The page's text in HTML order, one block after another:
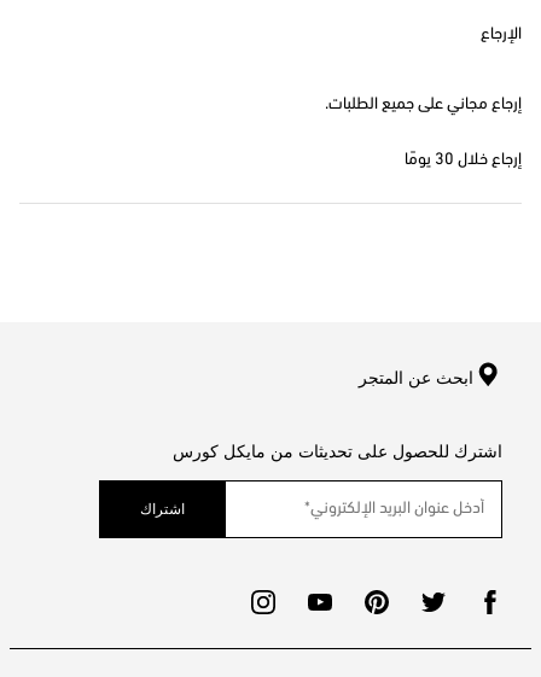
الإرجاع
إرجاع مجاني على جميع الطلبات.
إرجاع خلال 30 يومًا
ابحث عن المتجر
اشترك للحصول على تحديثات من مايكل كورس
اشتراك